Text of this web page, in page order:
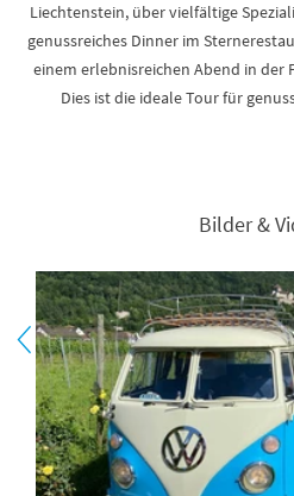
Liechtenstein, über vielfältige
genussreiches Dinner im
einem erlebnisreichen Abend in der
Dies ist die ideale Tour für
Bilder &